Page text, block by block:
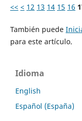
<< < 12 13 14 15 16
También puede
para este artículo.
Idioma
English
Español (España)